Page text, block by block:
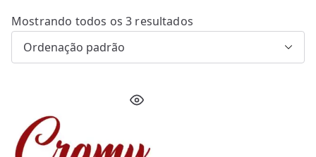
Mostrando todos os 3 resultados